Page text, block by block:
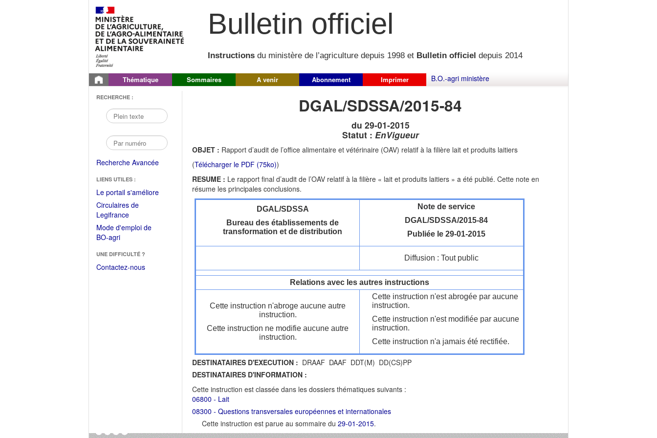
Bulletin officiel
Instructions du ministère de l’agriculture depuis 1998 et Bulletin officiel depuis 2014
Thématique Sommaires A venir Abonnement Imprimer B.O.-agri ministère
RECHERCHE :
Recherche Avancée
LIENS UTILES :
Le portail s'améliore(Fichier
Circulaires de
Legifrance(Ouvrir
dans
une
fenêtre)
Mode d'emploi de
BO-agri(Ouvrir
une
nouvelle
UNE DIFFICULTÉ ?
Contactez-nous
DGAL/SDSSA/2015-84
du 29-01-2015
Statut : EnVigueur
OBJET : Rapport d’audit de l’office alimentaire et vétérinaire (OAV) relatif à la filière lait et produits laitiers
(Télécharger le PDF (75ko))
RESUME : Le rapport final d’audit de l’OAV relatif à la filière « lait et produits laitiers » a été publié. Cette note en
résume les principales conclusions.
DGAL/SDSSA
Bureau des établissements de
transformation et de distribution
Note de service
DGAL/SDSSA/2015-84
Publiée le 29-01-2015
Diffusion : Tout public
Relations avec les autres instructions
Cette instruction n'abroge aucune autre
instruction.
Cette instruction ne modifie aucune autre
instruction.
Cette instruction n'est abrogée par aucune
instruction.
Cette instruction n'est modifiée par aucune
instruction.
Cette instruction n'a jamais été rectifiée.
DESTINATAIRES D'EXECUTION : DRAAF DAAF DDT(M) DD(CS)PP
DESTINATAIRES D'INFORMATION :
Cette instruction est classée dans les dossiers thématiques suivants :
06800 - Lait
08300 - Questions transversales européennes et internationales
Cette instruction est parue au sommaire du 29-01-2015.